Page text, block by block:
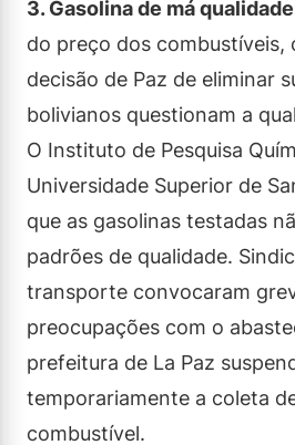
3. Gasolina de má
do preço dos combustíveis,
decisão de Paz de eliminar
bolivianos questionam a
O Instituto de Pesquisa
Universidade Superior de
que as gasolinas testadas
padrões de qualidade.
transporte convocaram
preocupações com o
prefeitura de La Paz
temporariamente a coleta
combustível.